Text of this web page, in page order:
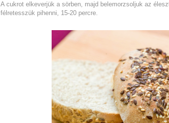
A cukrot elkeverjük a sörben, majd belemorzsoljuk az
félretesszük pihenni, 15-20 percre.